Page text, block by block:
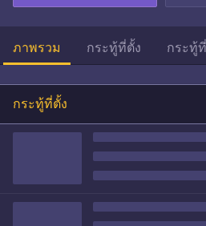
ภาพรวม กระทู้ที่ตั้ง กระทู้
กระทู้ที่ตั้ง